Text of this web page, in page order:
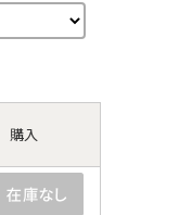
購入